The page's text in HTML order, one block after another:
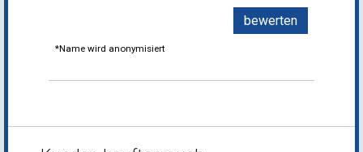
bewerten
*Name wird anonymisiert